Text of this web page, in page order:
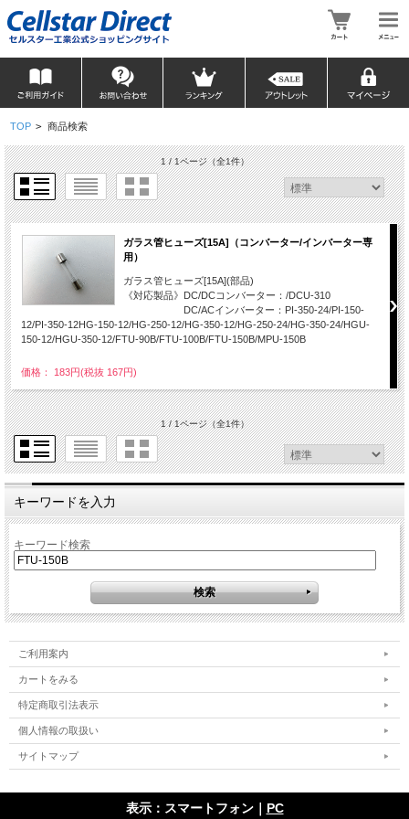
TOP > 商品検索
1 / 1ページ（全1件）
ガラス管ヒューズ[15A]（コンバーター/インバーター専
用）
ガラス管ヒューズ[15A](部品)
《対応製品》DC/DCコンバーター：/DCU-310
DC/ACインバーター：PI-350-24/PI-150-
12/PI-350-12HG-150-12/HG-250-12/HG-350-12/HG-250-24/HG-350-24/HGU-
150-12/HGU-350-12/FTU-90B/FTU-100B/FTU-150B/MPU-150B
価格： 183円(税抜 167円)
1 / 1ページ（全1件）
キーワードを入力
キーワード検索
ご利用案内
カートをみる
特定商取引法表示
個人情報の取扱い
サイトマップ
表示：スマートフォン｜ PC